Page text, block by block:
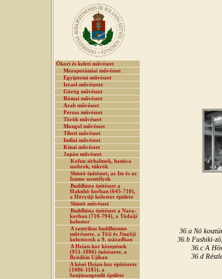
Ókori és keleti művészet
Mezopotámiai művészet
Egyiptomi művészet
Izrael művészete
Görög művészet
Római művészet
Arab művészet
Perzsa művészet
Török művészet
Mongol művészet
Tibeti művészet
Indiai művészet
Kínai művészet
Japán művészet
Kofun sírhalmok, haniwa
szobrok, tükrök
Shintō építészet, az Ise és az
Izumo szentélyek
Buddhista építészet a
Hakuhō-korban (645-710),
a Hōryūji kolostor épülete
Shintō művészet
Buddhista építészet a Nara-
korban (710-794), a Tōdaiji
kolostor
A tantrikus buddhizmus
művészete, a Tōji és Jingōji
kolostorok a 9. században
A Heian-kor közepének
(951-1086) építészete, a
Byōdōin Ujiban
A kései Heian-kor építészete
(1086-1185), a
Sanjūsangendō épülete
36.a Nó
36.b Fushiki-
36.c A
36.d